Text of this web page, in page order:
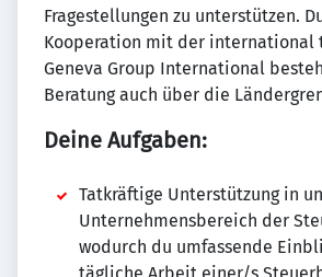
Fragestellungen zu unterstützen.
Kooperation mit der international
Geneva Group International
Beratung auch über die
Deine Aufgaben:
Tatkräftige Unterstützung in
Unternehmensbereich der
wodurch du umfassende